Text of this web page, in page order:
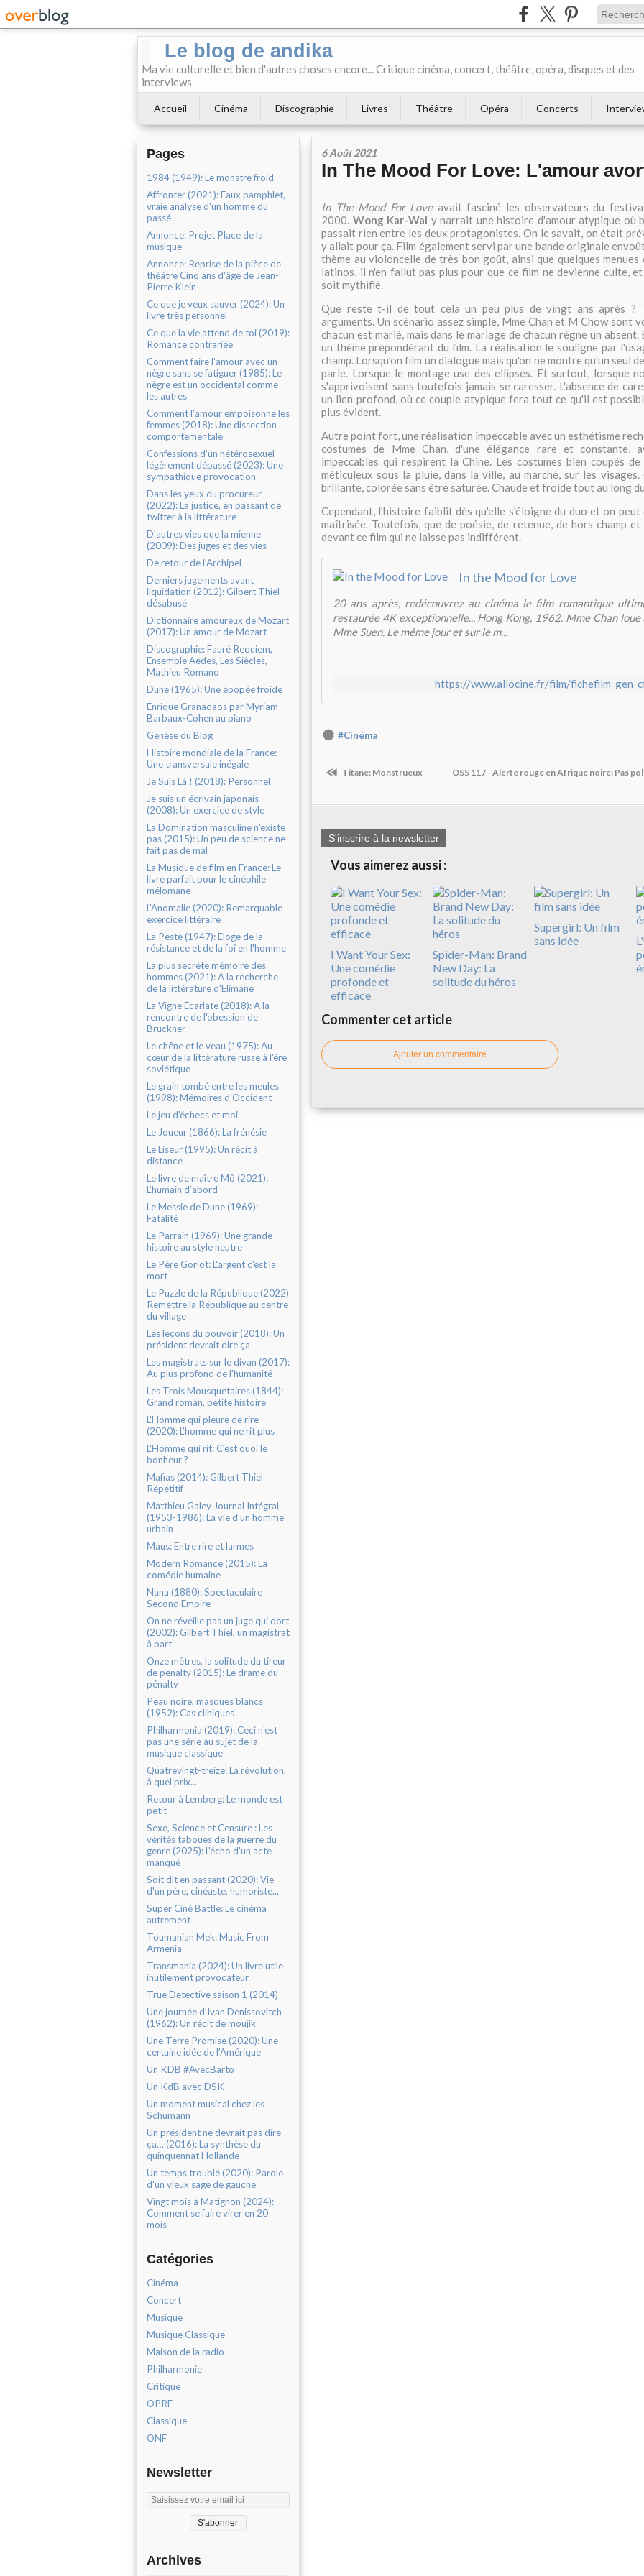
Le blog de andika
Ma vie culturelle et bien d'autres choses encore... Critique cinéma, concert, théâtre, opéra, disques et des
interviews
Accueil Cinéma Discographie Livres Théâtre Opéra Concerts
Pages
1984 (1949): Le monstre froid
Affronter (2021): Faux pamphlet,
vraie analyse d'un homme du
passé
Annonce: Projet Place de la
musique
Annonce: Reprise de la pièce de
théâtre Cinq ans d'âge de Jean-
Pierre Klein
Ce que je veux sauver (2024): Un
livre très personnel
Ce que la vie attend de toi (2019):
Romance contrariée
Comment faire l'amour avec un
nègre sans se fatiguer (1985): Le
nègre est un occidental comme
les autres
Comment l'amour empoisonne les
femmes (2018): Une dissection
comportementale
Confessions d'un hétérosexuel
légèrement dépassé (2023): Une
sympathique provocation
Dans les yeux du procureur
(2022): La justice, en passant de
twitter à la littérature
D'autres vies que la mienne
(2009): Des juges et des vies
De retour de l'Archipel
Derniers jugements avant
liquidation (2012): Gilbert Thiel
désabusé
Dictionnaire amoureux de Mozart
(2017): Un amour de Mozart
Discographie: Fauré Requiem,
Ensemble Aedes, Les Siècles,
Mathieu Romano
Dune (1965): Une épopée froide
Enrique Granadaos par Myriam
Barbaux-Cohen au piano
Genèse du Blog
Histoire mondiale de la France:
Une transversale inégale
Je Suis Là ! (2018): Personnel
Je suis un écrivain japonais
(2008): Un exercice de style
La Domination masculine n'existe
pas (2015): Un peu de science ne
fait pas de mal
La Musique de film en France: Le
livre parfait pour le cinéphile
mélomane
L'Anomalie (2020): Remarquable
exercice littéraire
La Peste (1947): Eloge de la
résistance et de la foi en l'homme
La plus secrète mémoire des
hommes (2021): A la recherche
de la littérature d'Elimane
La Vigne Écarlate (2018): A la
rencontre de l'obession de
Bruckner
Le chêne et le veau (1975): Au
cœur de la littérature russe à l'ère
soviétique
Le grain tombé entre les meules
(1998): Mémoires d'Occident
Le jeu d’échecs et moi
Le Joueur (1866): La frénésie
Le Liseur (1995): Un récit à
distance
Le livre de maître Mô (2021):
L’humain d’abord
Le Messie de Dune (1969):
Fatalité
Le Parrain (1969): Une grande
histoire au style neutre
Le Père Goriot: L'argent c'est la
mort
Le Puzzle de la République (2022)
Remettre la République au centre
du village
Les leçons du pouvoir (2018): Un
président devrait dire ça
Les magistrats sur le divan (2017):
Au plus profond de l'humanité
Les Trois Mousquetaires (1844):
Grand roman, petite histoire
L'Homme qui pleure de rire
(2020): L’homme qui ne rit plus
L'Homme qui rit: C'est quoi le
bonheur ?
Mafias (2014): Gilbert Thiel
Répétitif
Matthieu Galey Journal Intégral
(1953-1986): La vie d’un homme
urbain
Maus: Entre rire et larmes
Modern Romance (2015): La
comédie humaine
Nana (1880): Spectaculaire
Second Empire
On ne réveille pas un juge qui dort
(2002): Gilbert Thiel, un magistrat
à part
Onze mètres, la solitude du tireur
de penalty (2015): Le drame du
pénalty
Peau noire, masques blancs
(1952): Cas cliniques
Philharmonia (2019): Ceci n'est
pas une série au sujet de la
musique classique
Quatrevingt-treize: La révolution,
à quel prix...
Retour à Lemberg: Le monde est
petit
Sexe, Science et Censure : Les
vérités taboues de la guerre du
genre (2025): L'écho d'un acte
manqué
Soit dit en passant (2020): Vie
d'un père, cinéaste, humoriste...
Super Ciné Battle: Le cinéma
autrement
Toumanian Mek: Music From
Armenia
Transmania (2024): Un livre utile
inutilement provocateur
True Detective saison 1 (2014)
Une journée d'Ivan Denissovitch
(1962): Un récit de moujik
Une Terre Promise (2020): Une
certaine idée de l’Amérique
Un KDB #AvecBarto
Un KdB avec DSK
Un moment musical chez les
Schumann
Un président ne devrait pas dire
ça… (2016): La synthèse du
quinquennat Hollande
Un temps troublé (2020): Parole
d'un vieux sage de gauche
Vingt mois à Matignon (2024):
Comment se faire virer en 20
mois
Catégories
Cinéma
Concert
Musique
Musique Classique
Maison de la radio
Philharmonie
Critique
OPRF
Classique
ONF
Newsletter
Archives
6 Août 2021
In The Mood For Love: L'amour
In The Mood For Loveavait fasciné les observateurs du
2000. Wong Kar-Wai y narrait une histoire d'amour atypique où
passait rien entre les deux protagonistes. On le savait, on était
y allait pour ça. Film également servi par une bande originale
thème au violoncelle de très bon goût, ainsi que quelques menues
latinos, il n'en fallut pas plus pour que ce film ne devienne culte,
soit mythifié.
Que reste t-il de tout cela un peu plus de vingt ans après ?
arguments. Un scénario assez simple, Mme Chan et M Chow sont
chacun est marié, mais dans le mariage de chacun règne un
un thème prépondérant du film. La réalisation le souligne par
champ. Lorsqu'on film un dialogue mais qu'on ne montre qu'un seul
parle. Lorsque le montage use des ellipses. Et surtout, lorsque
s'apprivoisent sans toutefois jamais se caresser. L'absence de
un lien profond, où ce couple atypique fera tout ce qu'il est
plus évident.
Autre point fort, une réalisation impeccable avec un esthétisme
costumes de Mme Chan, d'une élégance rare et constante,
impeccables qui respirent la Chine. Les costumes bien coupés
méticuleux sous la pluie, dans la ville, au marché, sur les
brillante, colorée sans être saturée. Chaude et froide tout au long
Cependant, l'histoire faiblit dès qu'elle s'éloigne du duo et on peut
maîtrisée. Toutefois, que de poésie, de retenue, de hors champ
devant ce film qui ne laisse pas indifférent.
In the Mood for Love
20 ans après, redécouvrez au cinéma le film romantique
restaurée 4K exceptionnelle... Hong Kong, 1962. Mme Chan loue
Mme Suen. Le même jour et sur le m...
https://www.allocine.fr/film/
#Cinéma
Titane: Monstrueux OSS 117 - Alerte rouge en Afrique noire: Pas
S'inscrire à la newsletter
Vous aimerez aussi :
I Want Your Sex:
Une comédie
profonde et
efficace
Spider-Man: Brand
New Day: La
solitude du héros
Supergirl: Un film
sans idée
Commenter cet article
Ajouter un commentaire